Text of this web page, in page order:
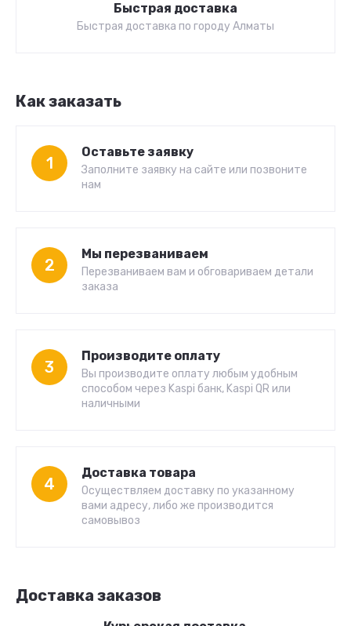
Быстрая доставка
Быстрая доставка по городу Алматы
Как заказать
1
Оставьте заявку
Заполните заявку на сайте или позвоните
нам
2
Мы перезваниваем
Перезваниваем вам и обговариваем детали
заказа
3
Производите оплату
Вы производите оплату любым удобным
способом через Kaspi банк, Kaspi QR или
наличными
4
Доставка товара
Осуществляем доставку по указанному
вами адресу, либо же производится
самовывоз
Доставка заказов